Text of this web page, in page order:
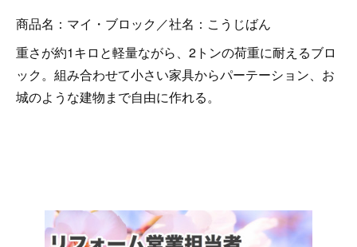
商品名：マイ・ブロック／社名：こうじばん
重さが約1キロと軽量ながら、2トンの荷重に耐えるブロ
ック。組み合わせて小さい家具からパーテーション、お
城のような建物まで自由に作れる。